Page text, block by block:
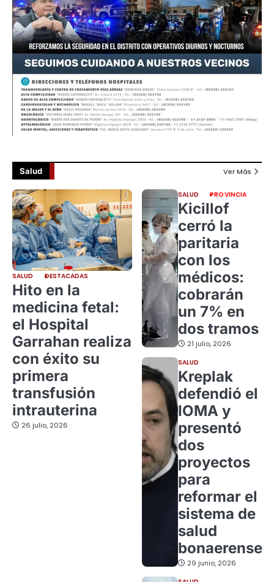
Salud Ver Más
SALUD DESTACADAS
Hito en la
medicina fetal:
el Hospital
Garrahan realiza
con éxito su
primera
transfusión
intrauterina
26 julio, 2026
SALUD PROVINCIA
Kicillof
cerró la
paritaria
con los
médicos:
cobrarán
un 7% en
dos tramos
21 julio, 2026
SALUD
Kreplak
defendió el
IOMA y
presentó
dos
proyectos
para
reformar el
sistema de
salud
bonaerense
29 junio, 2026